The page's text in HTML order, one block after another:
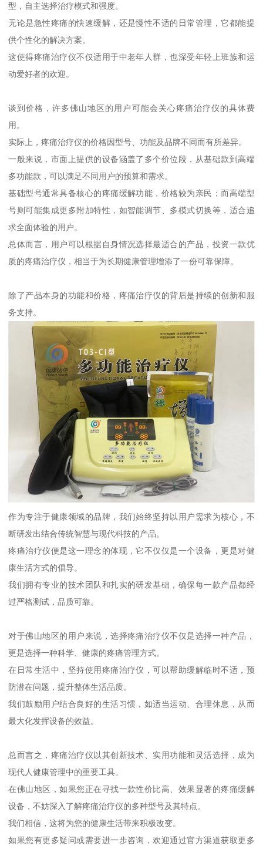
型，自主选择治疗模式和强度。
无论是急性疼痛的快速缓解，还是慢性不适的日常管理，它都能提
供个性化的解决方案。
这使得疼痛治疗仪不仅适用于中老年人群，也深受年轻上班族和运
动爱好者的欢迎。
谈到价格，许多佛山地区的用户可能会关心疼痛治疗仪的具体费
用。
实际上，疼痛治疗仪的价格因型号、功能及品牌不同而有所差异。
一般来说，市面上提供的设备涵盖了多个价位段，从基础款到高端
多功能款，可以满足不同用户的预算和需求。
基础型号通常具备核心的疼痛缓解功能，价格较为亲民；而高端型
号则可能集成更多附加特性，如智能调节、多模式切换等，适合追
求全面体验的用户。
总体而言，用户可以根据自身情况选择最适合的产品，投资一款优
质的疼痛治疗仪，相当于为长期健康管理增添了一份可靠保障。
除了产品本身的功能和价格，疼痛治疗仪的背后是持续的创新和服
务支持。
作为专注于健康领域的品牌，我们始终坚持以用户需求为核心，不
断研发出结合传统智慧与现代科技的产品。
疼痛治疗仪便是这一理念的体现，它不仅仅是一个设备，更是对健
康生活方式的倡导。
我们拥有专业的技术团队和扎实的研发基础，确保每一款产品都经
过严格测试，品质可靠。
对于佛山地区的用户来说，选择疼痛治疗仪不仅是选择一种产品，
更是选择一种科学、健康的疼痛管理方式。
在日常生活中，坚持使用疼痛治疗仪，可以帮助缓解临时不适，预
防潜在问题，提升整体生活品质。
我们鼓励用户结合良好的生活习惯，如适当运动、合理休息，从而
最大化发挥设备的效益。
总而言之，疼痛治疗仪以其创新技术、实用功能和灵活选择，成为
现代人健康管理中的重要工具。
在佛山地区，如果您正在寻找一款性价比高、效果显著的疼痛缓解
设备，不妨深入了解疼痛治疗仪的多种型号及其特点。
我们相信，这将为您的健康生活带来积极改变。
如果您有更多疑问或需要进一步咨询，欢迎通过官方渠道获取更多